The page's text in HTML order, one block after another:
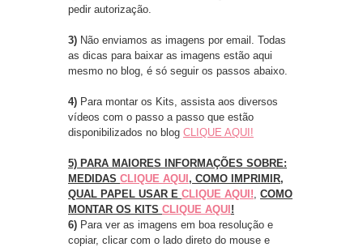
pedir autorização.
3) Não enviamos as imagens por email. Todas
as dicas para baixar as imagens estão aqui
mesmo no blog, é só seguir os passos abaixo.
4) Para montar os Kits, assista aos diversos
vídeos com o passo a passo que estão
disponibilizados no blog CLIQUE AQUI!
5) PARA MAIORES INFORMAÇÕES SOBRE:
MEDIDAS CLIQUE AQUI, COMO IMPRIMIR,
QUAL PAPEL USAR E CLIQUE AQUI! COMO
MONTAR OS KITS CLIQUE AQUI!
6) Para ver as imagens em boa resolução e
copiar, clicar com o lado direto do mouse e